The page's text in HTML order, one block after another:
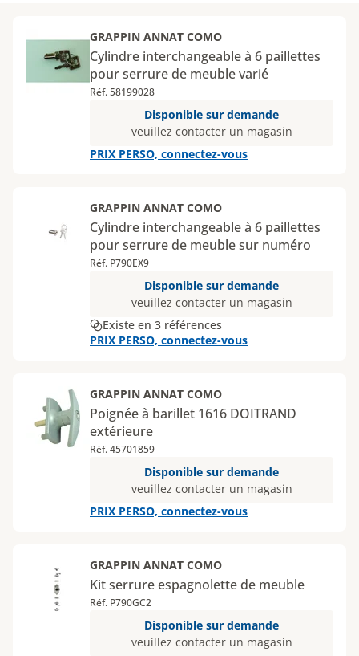
GRAPPIN ANNAT COMO
Cylindre interchangeable à 6 paillettes
pour serrure de meuble varié
Réf. 58199028
Disponible sur demande
veuillez contacter un magasin
PRIX PERSO, connectez-vous
GRAPPIN ANNAT COMO
Cylindre interchangeable à 6 paillettes
pour serrure de meuble sur numéro
Réf. P790EX9
Disponible sur demande
veuillez contacter un magasin
Existe en 3 références
PRIX PERSO, connectez-vous
GRAPPIN ANNAT COMO
Poignée à barillet 1616 DOITRAND
extérieure
Réf. 45701859
Disponible sur demande
veuillez contacter un magasin
PRIX PERSO, connectez-vous
GRAPPIN ANNAT COMO
Kit serrure espagnolette de meuble
Réf. P790GC2
Disponible sur demande
veuillez contacter un magasin